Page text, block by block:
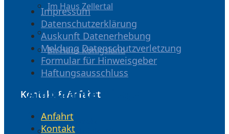
Im Haus Zellertal
Wolfstein
Im Haus Königsland
Im Haus Königsland
Ambulante Pflege
Albisheim /
Donnersbergkreis
MPD – Mobile Pflege
Impressum
Datenschutzerklärung
Auskunft Datenerhebung
Meldung Datenschutzverletzung
Formular für Hinweisgeber
Haftungsausschluss
Kontakt & Anfahrt
Anfahrt
Kontakt